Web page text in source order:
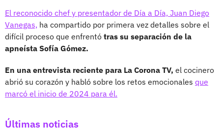
El reconocido chef y presentador de Día a Día, Juan Diego
Vanegas, ha compartido por primera vez detalles sobre el
difícil proceso que enfrentó tras su separación de la
apneísta Sofía Gómez.
En una entrevista reciente para La Corona TV, el cocinero
abrió su corazón y habló sobre los retos emocionales que
marcó el inicio de 2024 para él.
Últimas noticias